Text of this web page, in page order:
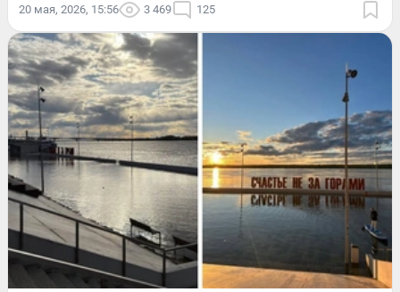
20 мая, 2026, 15:56 3 469 125